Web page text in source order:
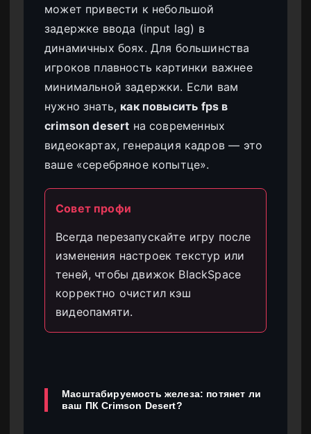
может привести к небольшой
задержке ввода (input lag) в
динамичных боях. Для большинства
игроков плавность картинки важнее
минимальной задержки. Если вам
нужно знать, как повысить fps в
crimson desert на современных
видеокартах, генерация кадров — это
ваше «серебряное копытце».
Совет профи
Всегда перезапускайте игру после
изменения настроек текстур или
теней, чтобы движок BlackSpace
корректно очистил кэш
видеопамяти.
Масштабируемость железа: потянет ли
ваш ПК Crimson Desert?